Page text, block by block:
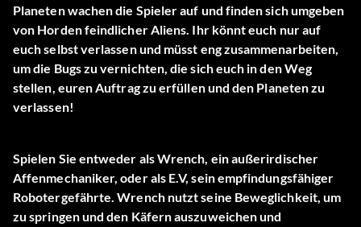
Planeten wachen die Spieler auf und finden sich umgeben
von Horden feindlicher Aliens. Ihr könnt euch nur auf
euch selbst verlassen und müsst eng zusammenarbeiten,
um die Bugs zu vernichten, die sich euch in den Weg
stellen, euren Auftrag zu erfüllen und den Planeten zu
verlassen!
Spielen Sie entweder als Wrench, ein außerirdischer
Affenmechaniker, oder als E.V, sein empfindungsfähiger
Robotergefährte. Wrench nutzt seine Beweglichkeit, um
zu springen und den Käfern auszuweichen und